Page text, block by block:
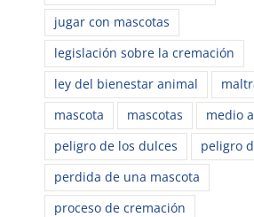
jugar con mascotas
legislación sobre la cremación
ley del bienestar animal
mascota
mascotas
medio
peligro de los dulces
peligro
perdida de una mascota
proceso de cremación